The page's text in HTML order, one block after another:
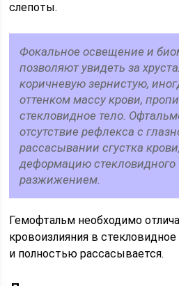
слепоты.
Фокальное освещение и
позволяют увидеть за
коричневую зернистую,
оттенком массу крови,
стекловидное тело.
отсутствие рефлекса с
рассасывании сгустка
деформацию стекловидного
разжижением.
Гемофтальм необходимо
кровоизлияния в
и полностью рассасывается.